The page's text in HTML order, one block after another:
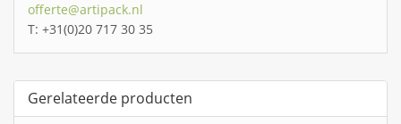
offerte@artipack.nl
T: +31(0)20 717 30 35
Gerelateerde producten